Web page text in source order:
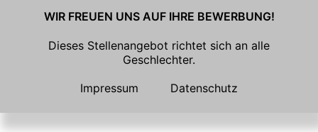
WIR FREUEN UNS AUF IHRE BEWERBUNG!
Dieses Stellenangebot richtet sich an alle
Geschlechter.
Impressum
Datenschutz